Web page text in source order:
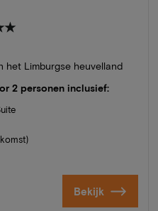
het Limburgse heuvelland
2 personen inclusief:
Bekijk